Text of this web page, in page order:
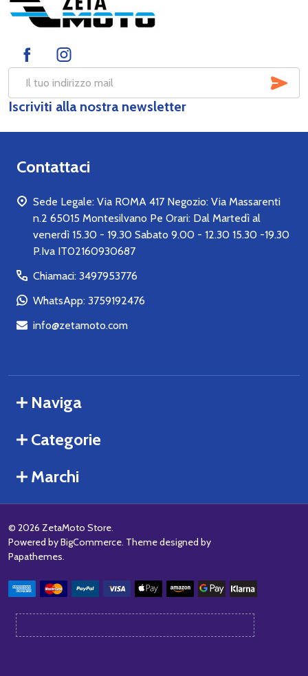
Footer
Start
Indirizzo
mail
Iscriviti alla nostra newsletter
Contattaci
Sede Legale: Via ROMA 417 Negozio: Via Massarenti
n.2 65015 Montesilvano Pe Orari: Dal Martedì al
venerdì 15.30 - 19.30 Sabato 9.00 - 12.30 15.30 -19.30
P.Iva IT02160930687
Chiamaci: 3497953776
WhatsApp: 3759192476
info@zetamoto.com
Naviga
Categorie
Marchi
© 2026 ZetaMoto Store.
Powered byBigCommerce. Theme designed by
Papathemes.